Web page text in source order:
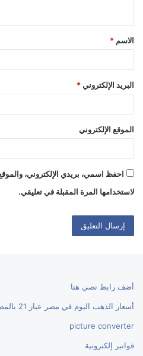
ق
*
الاسم *
البريد الإلكتروني *
الموقع الإلكتروني
احفظ اسمي، بريدي الإلكتروني،
لاستخدامها المرة المقبلة في تعليقي.
أضف رابط نصي هنا
أسعار الذهب اليوم في مصر عيار 21 بالمصنعية
picture converter
فواتير إلكترونية